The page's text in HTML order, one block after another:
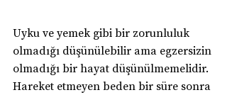
Uyku ve yemek gibi bir zorunluluk
olmadığı düşünülebilir ama egzersizin
olmadığı bir hayat düşünülmemelidir.
Hareket etmeyen beden bir süre sonra